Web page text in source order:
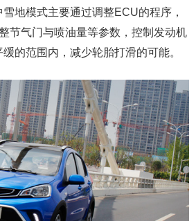
地模式主要通过调整ECU的程序，
节气门与喷油量等参数，控制发动机
的范围内，减少轮胎打滑的可能。